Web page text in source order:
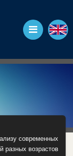
современных
разных возрастов